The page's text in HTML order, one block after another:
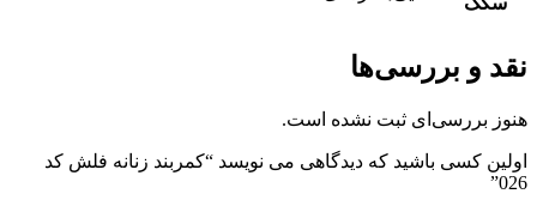
نقد و بررسی‌ها
هنوز بررسی‌ای ثبت نشده است.
اولین کسی باشید که دیدگاهی می نویسد “کمربند زنانه فلش کد
026”